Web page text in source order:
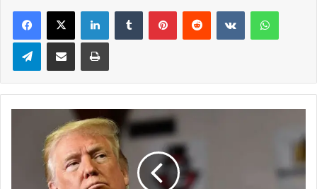
LinkedInTumblr PinterestReddit VKontakte
TelegramCompartir via correo electrónicoImpresión